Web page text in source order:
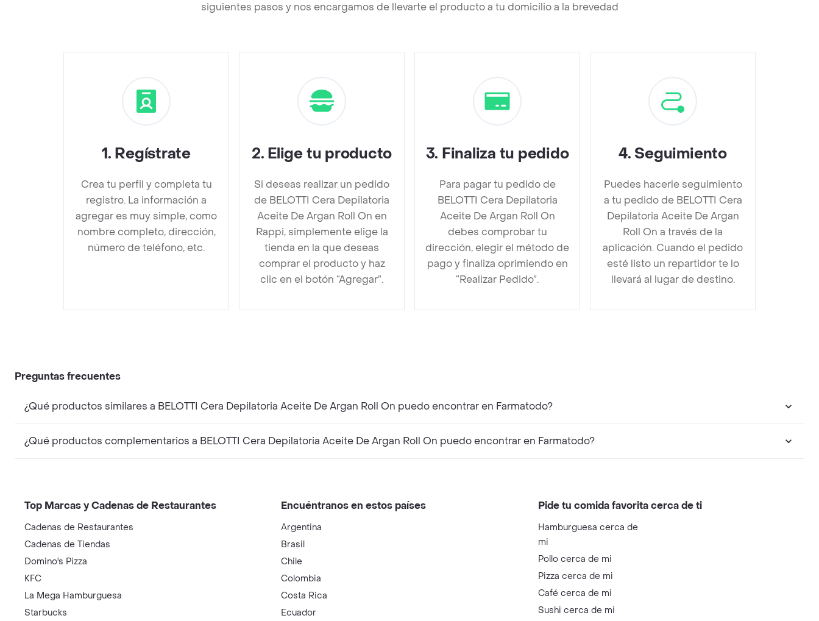
siguientes pasos y nos encargamos de llevarte el producto a tu domicilio a la brevedad
1. Regístrate
Crea tu perfil y completa tu
registro. La información a
agregar es muy simple, como
nombre completo, dirección,
número de teléfono, etc.
2. Elige tu producto
Si deseas realizar un pedido
de BELOTTI Cera Depilatoria
Aceite De Argan Roll On en
Rappi, simplemente elige la
tienda en la que deseas
comprar el producto y haz
clic en el botón “Agregar”.
3. Finaliza tu pedido
Para pagar tu pedido de
BELOTTI Cera Depilatoria
Aceite De Argan Roll On
debes comprobar tu
dirección, elegir el método de
pago y finaliza oprimiendo en
“Realizar Pedido”.
4. Seguimiento
Puedes hacerle seguimiento
a tu pedido de BELOTTI Cera
Depilatoria Aceite De Argan
Roll On a través de la
aplicación. Cuando el pedido
esté listo un repartidor te lo
llevará al lugar de destino.
Preguntas frecuentes
¿Qué productos similares a BELOTTI Cera Depilatoria Aceite De Argan Roll On puedo encontrar en Farmatodo?
¿Qué productos complementarios a BELOTTI Cera Depilatoria Aceite De Argan Roll On puedo encontrar en Farmatodo?
Top Marcas y Cadenas de Restaurantes
Cadenas de Restaurantes
Cadenas de Tiendas
Domino's Pizza
KFC
La Mega Hamburguesa
Starbucks
Encuéntranos en estos países
Argentina
Brasil
Chile
Colombia
Costa Rica
Ecuador
Pide tu comida favorita cerca de ti
Hamburguesa cerca de
mi
Pollo cerca de mi
Pizza cerca de mi
Café cerca de mi
Sushi cerca de mi